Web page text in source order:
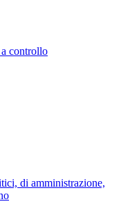
controllo
di amministrazione,